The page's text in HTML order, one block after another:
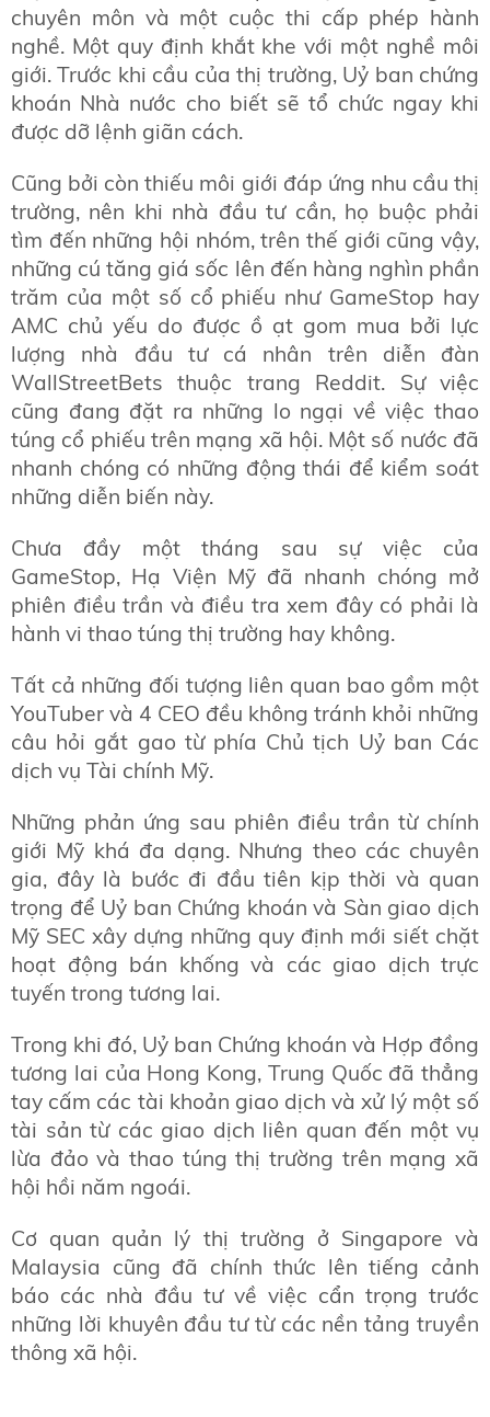
chuyên môn và một cuộc thi cấp phép hành
nghề. Một quy định khắt khe với một nghề môi
giới. Trước khi cầu của thị trường, Uỷ ban chứng
khoán Nhà nước cho biết sẽ tổ chức ngay khi
được dỡ lệnh giãn cách.
Cũng bởi còn thiếu môi giới đáp ứng nhu cầu thị
trường, nên khi nhà đầu tư cần, họ buộc phải
tìm đến những hội nhóm, trên thế giới cũng vậy,
những cú tăng giá sốc lên đến hàng nghìn phần
trăm của một số cổ phiếu như GameStop hay
AMC chủ yếu do được ồ ạt gom mua bởi lực
lượng nhà đầu tư cá nhân trên diễn đàn
WallStreetBets thuộc trang Reddit. Sự việc
cũng đang đặt ra những lo ngại về việc thao
túng cổ phiếu trên mạng xã hội. Một số nước đã
nhanh chóng có những động thái để kiểm soát
những diễn biến này.
Chưa đầy một tháng sau sự việc của
GameStop, Hạ Viện Mỹ đã nhanh chóng mở
phiên điều trần và điều tra xem đây có phải là
hành vi thao túng thị trường hay không.
Tất cả những đối tượng liên quan bao gồm một
YouTuber và 4 CEO đều không tránh khỏi những
câu hỏi gắt gao từ phía Chủ tịch Uỷ ban Các
dịch vụ Tài chính Mỹ.
Những phản ứng sau phiên điều trần từ chính
giới Mỹ khá đa dạng. Nhưng theo các chuyên
gia, đây là bước đi đầu tiên kịp thời và quan
trọng để Uỷ ban Chứng khoán và Sàn giao dịch
Mỹ SEC xây dựng những quy định mới siết chặt
hoạt động bán khống và các giao dịch trực
tuyến trong tương lai.
Trong khi đó, Uỷ ban Chứng khoán và Hợp đồng
tương lai của Hong Kong, Trung Quốc đã thẳng
tay cấm các tài khoản giao dịch và xử lý một số
tài sản từ các giao dịch liên quan đến một vụ
lừa đảo và thao túng thị trường trên mạng xã
hội hồi năm ngoái.
Cơ quan quản lý thị trường ở Singapore và
Malaysia cũng đã chính thức lên tiếng cảnh
báo các nhà đầu tư về việc cẩn trọng trước
những lời khuyên đầu tư từ các nền tảng truyền
thông xã hội.